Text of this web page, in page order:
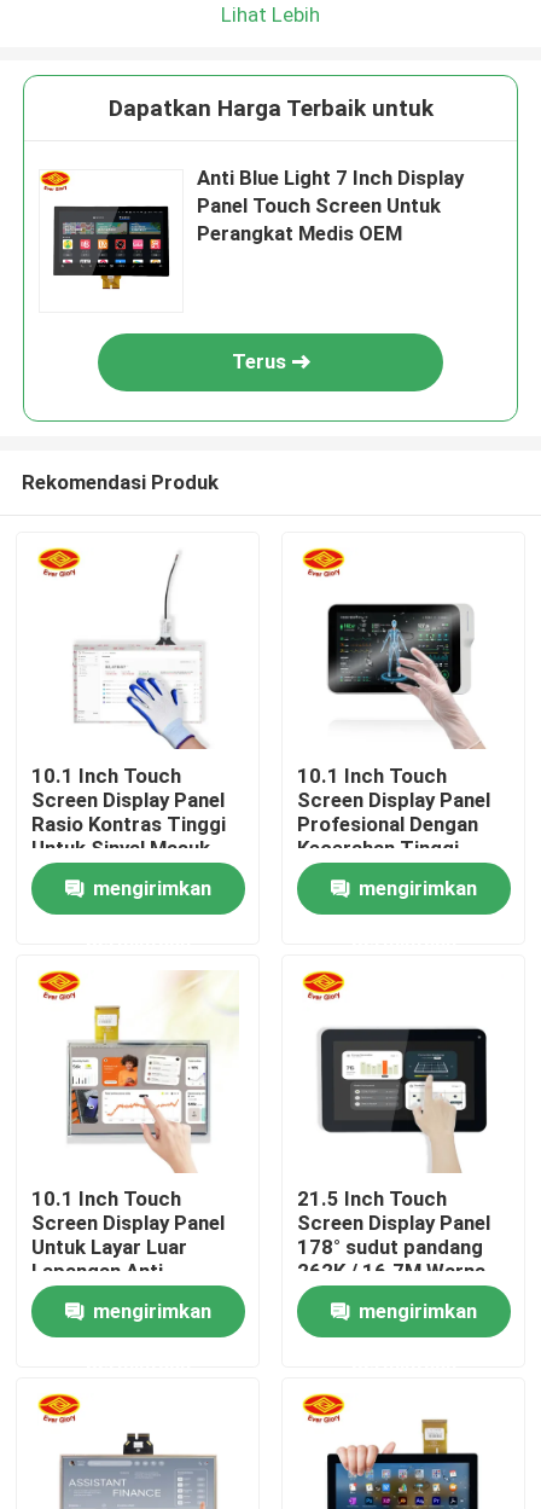
Rumah
Produk
Tentang kita
Wisata pabrik
Kontrol kualitas
Hubungi kami
Berita
Quote request suatu
Sentuh Panel Layar
Lihat Lebih
Dapatkan Harga Terbaik untuk
Anti Blue Light 7 Inch Display
Panel Touch Screen Untuk
Perangkat Medis OEM
Terus
Rekomendasi Produk
10.1 Inch Touch
Screen Display Panel
Rasio Kontras Tinggi
Untuk Sinyal Masuk
USB
mengirimkan
10.1 Inch Touch
Screen Display Panel
Profesional Dengan
Kecerahan Tinggi
mengirimkan
10.1 Inch Touch
Screen Display Panel
Untuk Layar Luar
Lapangan Anti-
Fingerprint Coating
mengirimkan
21.5 Inch Touch
Screen Display Panel
178° sudut pandang
262K / 16.7M Warna
mengirimkan